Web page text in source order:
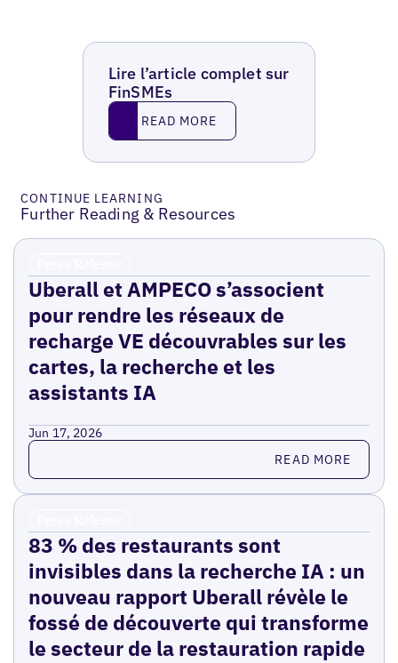
Lire l’article complet sur
FinSMEs
Read MoreREAD MORE
CONTINUE LEARNING
Further Reading & Resources
Uberall et AMPECO s’associent
pour rendre les réseaux de
recharge VE découvrables sur les
cartes, la recherche et les
assistants IA
Jun 17, 2026
Read more READ MORE
83 % des restaurants sont
invisibles dans la recherche IA : un
nouveau rapport Uberall révèle le
fossé de découverte qui transforme
le secteur de la restauration rapide